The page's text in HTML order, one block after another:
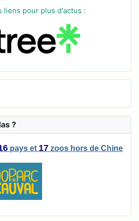
liens pour plus d'actus :
?
pays et 17 zoos hors de Chine